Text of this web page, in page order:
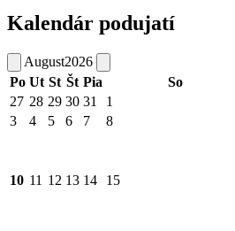
Kalendár podujatí
August2026
Po Ut St Št Pia So
27 28 29 30 31 1
3
4 5 6 7 8
10 11 12 13 14 15